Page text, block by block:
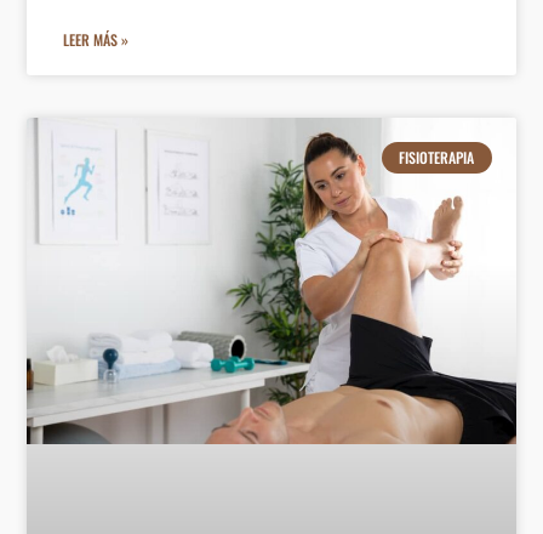
LEER MÁS »
FISIOTERAPIA